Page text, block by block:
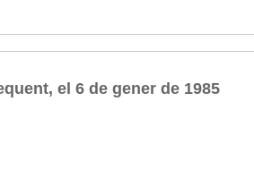
el 6 de gener de 1985